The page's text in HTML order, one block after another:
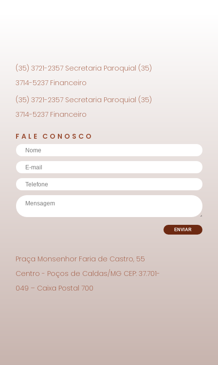
(35) 3721-2357 Secretaria Paroquial (35)
3714-5237 Financeiro
(35) 3721-2357 Secretaria Paroquial (35)
3714-5237 Financeiro
FALE CONOSCO
Praça Monsenhor Faria de Castro, 55
Centro - Poços de Caldas/MG CEP: 37.701-
049 – Caixa Postal 700